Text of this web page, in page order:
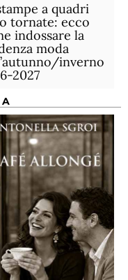
a quadri
tornate: ecco
indossare la
moda
inverno
2027